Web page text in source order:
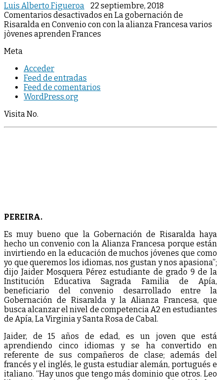
Luis Alberto Figueroa
22 septiembre, 2018
Comentarios desactivados en La gobernación de
Risaralda en Convenio con con la alianza Francesa varios
jòvenes aprenden Frances
Meta
Acceder
Feed de entradas
Feed de comentarios
WordPress.org
Visita No.
PEREIRA.
Es muy bueno que la Gobernación de Risaralda haya
hecho un convenio con la Alianza Francesa porque están
invirtiendo en la educación de muchos jóvenes que como
yo que queremos los idiomas, nos gustan y nos apasiona”;
dijo Jaider Mosquera Pérez estudiante de grado 9 de la
Institución Educativa Sagrada Familia de Apía,
beneficiario del convenio desarrollado entre la
Gobernación de Risaralda y la Alianza Francesa, que
busca alcanzar el nivel de competencia A2 en estudiantes
de Apía, La Virginia y Santa Rosa de Cabal.
Jaider, de 15 años de edad, es un joven que está
aprendiendo cinco idiomas y se ha convertido en
referente de sus compañeros de clase; además del
francés y el inglés, le gusta estudiar alemán, portugués e
italiano. “Hay unos que tengo más dominio que otros. Leo